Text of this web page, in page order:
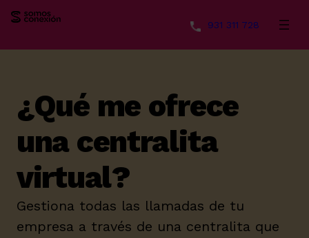
931 311 728
¿Qué me ofrece
una centralita
virtual?
Gestiona todas las llamadas de tu
empresa a través de una centralita que